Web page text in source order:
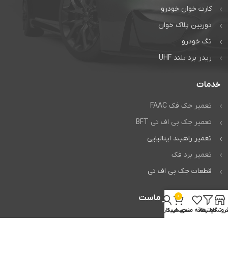
کارت خوان خودرو
دوربین پلاک خوان
تگ خودرو
ریدر برد بلند UHF
خدمات
تعمیر جک فک FAAC
تعمیر جک بی اف تی BFT
تعمیر راهبند ایتالیایی
تعمیر برد فک
قطعات جک بی اف تی
اعتماد شما افتخار ماست
فروشگاهفیلترهاعلاقه مندی
0
سبد خرید
حساب کاربری من